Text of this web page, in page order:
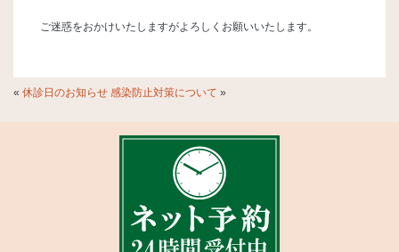
ご迷惑をおかけいたしますがよろしくお願いいたします。
« 休診日のお知らせ 感染防止対策について »